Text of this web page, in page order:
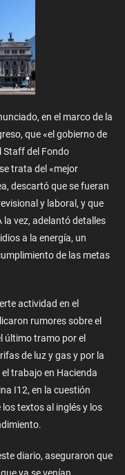
en el marco de la
que «el gobierno de
Staff del Fondo
trata del «mejor
descartó que se fueran
y laboral, y que
la vez, adelantó detalles
a la energía, un
de las metas
actividad en el
rumores sobre el
último tramo por el
de luz y gas y por la
trabajo en Hacienda
I12, en la cuestión
textos al inglés y los
diario, aseguraron que